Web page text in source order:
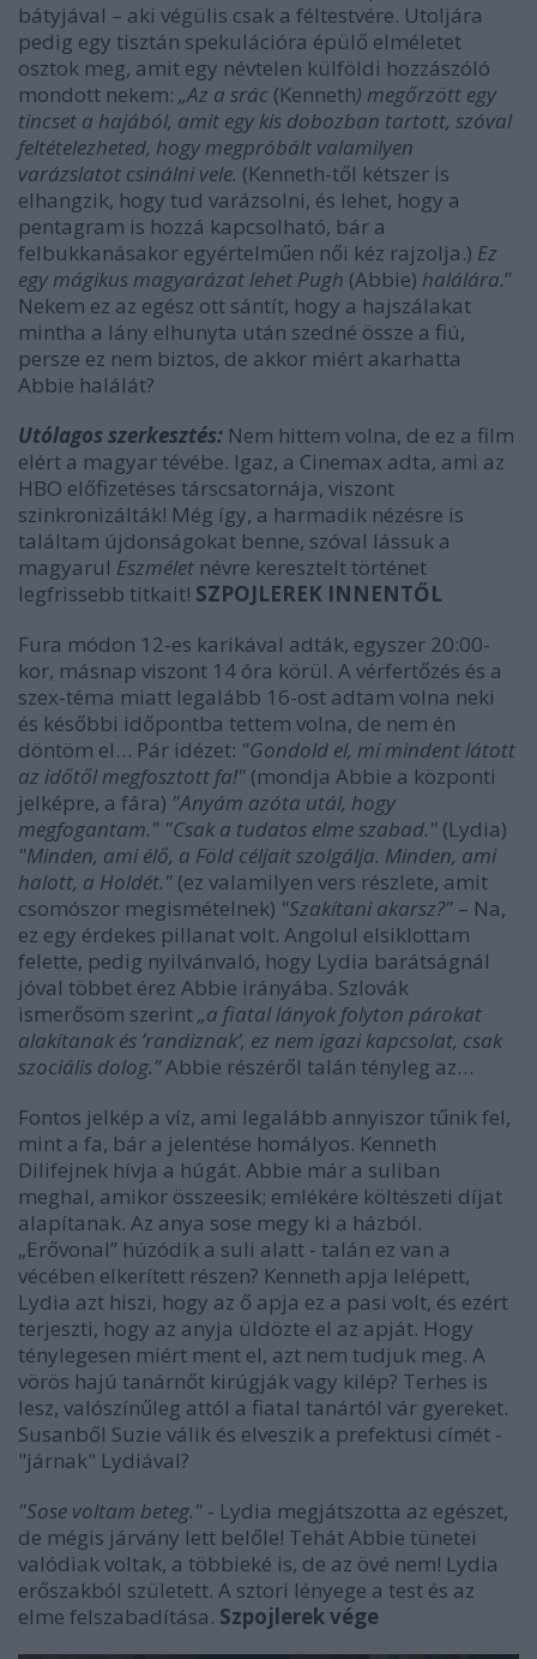
bátyjával – aki végülis csak a féltestvére. Utoljára
pedig egy tisztán spekulációra épülő elméletet
osztok meg, amit egy névtelen külföldi hozzászóló
mondott nekem: „Az a srác (Kenneth) megőrzött egy
tincset a hajából, amit egy kis dobozban tartott, szóval
feltételezheted, hogy megpróbált valamilyen
varázslatot csinálni vele. (Kenneth-től kétszer is
elhangzik, hogy tud varázsolni, és lehet, hogy a
pentagram is hozzá kapcsolható, bár a
felbukkanásakor egyértelműen női kéz rajzolja.) Ez
egy mágikus magyarázat lehet Pugh (Abbie) halálára.”
Nekem ez az egész ott sántít, hogy a hajszálakat
mintha a lány elhunyta után szedné össze a fiú,
persze ez nem biztos, de akkor miért akarhatta
Abbie halálát?
Utólagos szerkesztés: Nem hittem volna, de ez a film
elért a magyar tévébe. Igaz, a Cinemax adta, ami az
HBO előfizetéses társcsatornája, viszont
szinkronizálták! Még így, a harmadik nézésre is
találtam újdonságokat benne, szóval lássuk a
magyarul Eszmélet névre keresztelt történet
legfrissebb titkait! SZPOJLEREK INNENTŐL
Fura módon 12-es karikával adták, egyszer 20:00-
kor, másnap viszont 14 óra körül. A vérfertőzés és a
szex-téma miatt legalább 16-ost adtam volna neki
és későbbi időpontba tettem volna, de nem én
döntöm el… Pár idézet: "Gondold el, mi mindent látott
az időtől megfosztott fa!" (mondja Abbie a központi
jelképre, a fára) "Anyám azóta utál, hogy
megfogantam." "Csak a tudatos elme szabad." (Lydia)
"Minden, ami élő, a Föld céljait szolgálja. Minden, ami
halott, a Holdét." (ez valamilyen vers részlete, amit
csomószor megismételnek) "Szakítani akarsz?" – Na,
ez egy érdekes pillanat volt. Angolul elsiklottam
felette, pedig nyilvánvaló, hogy Lydia barátságnál
jóval többet érez Abbie irányába. Szlovák
ismerősöm szerint„a fiatal lányok folyton párokat
alakítanak és ’randiznak’, ez nem igazi kapcsolat, csak
szociális dolog.”Abbie részéről talán tényleg az…
Fontos jelkép a víz, ami legalább annyiszor tűnik fel,
mint a fa, bár a jelentése homályos. Kenneth
Dilifejnek hívja a húgát. Abbie már a suliban
meghal, amikor összeesik; emlékére költészeti díjat
alapítanak. Az anya sose megy ki a házból.
„Erővonal” húzódik a suli alatt - talán ez van a
vécében elkerített részen? Kenneth apja lelépett,
Lydia azt hiszi, hogy az ő apja ez a pasi volt, és ezért
terjeszti, hogy az anyja üldözte el az apját. Hogy
ténylegesen miért ment el, azt nem tudjuk meg. A
vörös hajú tanárnőt kirúgják vagy kilép? Terhes is
lesz, valószínűleg attól a fiatal tanártól vár gyereket.
Susanből Suzie válik és elveszik a prefektusi címét -
"járnak" Lydiával?
"Sose voltam beteg." - Lydia megjátszotta az egészet,
de mégis járvány lett belőle! Tehát Abbie tünetei
valódiak voltak, a többieké is, de az övé nem! Lydia
erőszakból született. A sztori lényege a test és az
elme felszabadítása. Szpojlerek vége